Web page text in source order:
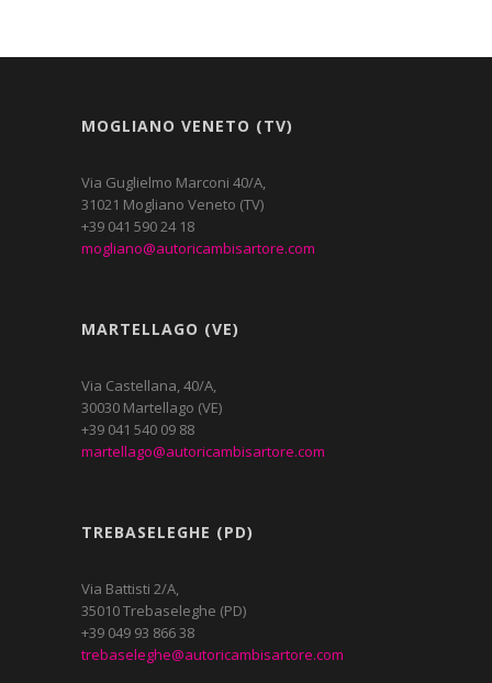
MOGLIANO VENETO (TV)
Via Guglielmo Marconi 40/A,
31021 Mogliano Veneto (TV)
+39 041 590 24 18
mogliano@autoricambisartore.com
MARTELLAGO (VE)
Via Castellana, 40/A,
30030 Martellago (VE)
+39 041 540 09 88
martellago@autoricambisartore.com
TREBASELEGHE (PD)
Via Battisti 2/A,
35010 Trebaseleghe (PD)
+39 049 93 866 38
trebaseleghe@autoricambisartore.com